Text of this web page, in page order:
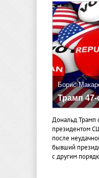
Борис
Трамп 47-
Дональд Трамп
президентом
после
бывший
с другим